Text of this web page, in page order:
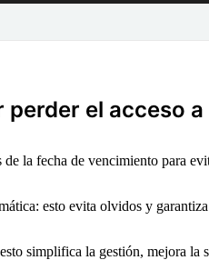
el acceso
de la fecha de vencimiento para
esto evita olvidos y
simplifica la gestión, mejora la